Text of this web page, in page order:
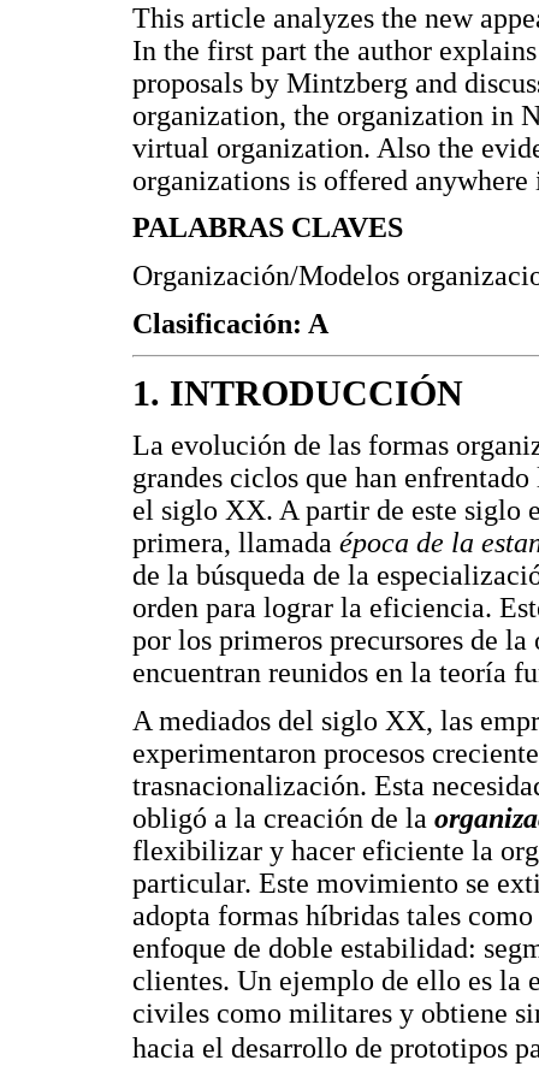
This article analyzes the new
In the first part the author
proposals by Mintzberg and
organization, the organization in
virtual organization. Also the
organizations is offered
PALABRAS CLAVES
Organización/Modelos
Clasificación: A
1. INTRODUCCIÓN
La evolución de las formas
grandes ciclos que han
el siglo XX. A partir de este siglo
primera, llamada época de la
de la búsqueda de la
orden para lograr la eficiencia.
por los primeros precursores de la
encuentran reunidos en la teoría
A mediados del siglo XX, las
experimentaron procesos
trasnacionalización. Esta
obligó a la creación de la
flexibilizar y hacer eficiente la
particular. Este movimiento se
adopta formas híbridas tales
enfoque de doble estabilidad:
clientes. Un ejemplo de ello es la
civiles como militares y obtiene
hacia el desarrollo de prototipos